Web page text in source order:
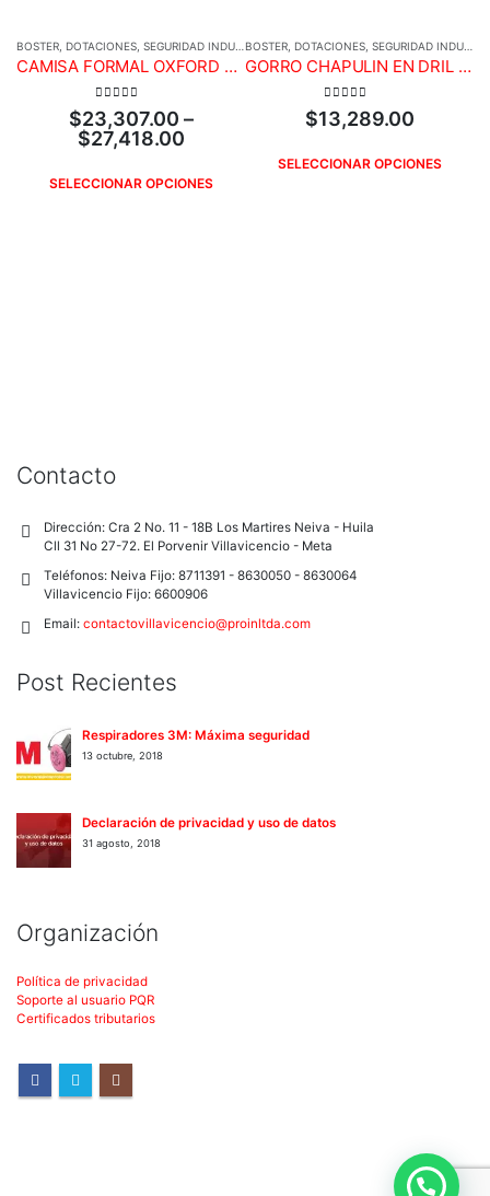
BOSTER, DOTACIONES, SEGURIDAD INDUSTRIAL
CAMISA FORMAL OXFORD M/L DAMA BLANCA BOSTER
0out of 5
$23,307.00 –
$27,418.00
SELECCIONAR OPCIONES
BOSTER, DOTACIONES, SEGURIDAD INDUSTRIAL
GORRO CHAPULIN EN DRIL BOSTER
0out of 5
$13,289.00
SELECCIONAR OPCIONES
Contacto
Dirección: Cra 2 No. 11 - 18B Los Martires Neiva - Huila
Cll 31 No 27-72. El Porvenir Villavicencio - Meta
Teléfonos: Neiva Fijo: 8711391 - 8630050 - 8630064
Villavicencio Fijo: 6600906
Email: contactovillavicencio@proinltda.com
Post Recientes
Respiradores 3M: Máxima seguridad
13 octubre, 2018
Declaración de privacidad y uso de datos
31 agosto, 2018
Organización
Política de privacidad
Soporte al usuario PQR
Certificados tributarios